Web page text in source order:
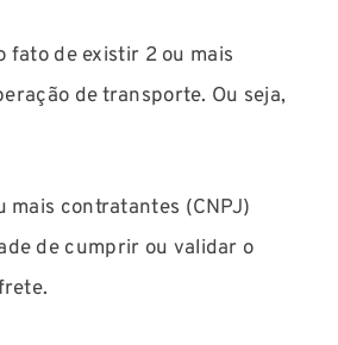
fato de existir 2 ou mais
de transporte. Ou seja,
mais contratantes (CNPJ)
de cumprir ou validar o